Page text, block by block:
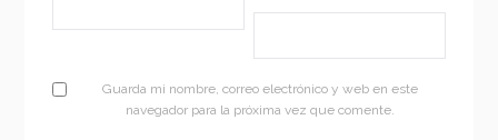
Guarda mi nombre, correo electrónico y web en este
navegador para la próxima vez que comente.